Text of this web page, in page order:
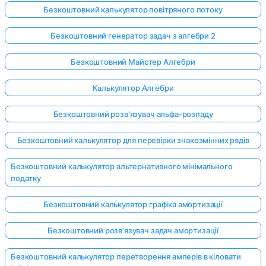
Безкоштовний калькулятор повітряного потоку
Безкоштовний генератор задач з алгебри 2
Безкоштовний Майстер Алгебри
Калькулятор Алгебри
Безкоштовний розв'язувач альфа-розпаду
Безкоштовний калькулятор для перевірки знакозмінних рядів
Безкоштовний калькулятор альтернативного мінімального
податку
Безкоштовний калькулятор графіка амортизації
Безкоштовний розв'язувач задач амортизації
Безкоштовний калькулятор перетворення амперів в кіловати